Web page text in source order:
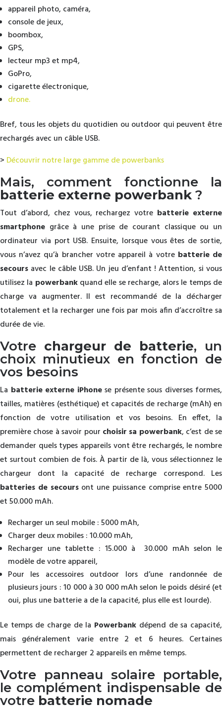
appareil photo, caméra,
console de jeux,
boombox,
GPS,
lecteur mp3 et mp4,
GoPro,
cigarette électronique,
drone.
Bref, tous les objets du quotidien ou outdoor qui peuvent être
rechargés avec un câble USB.
> Découvrir notre large gamme de powerbanks
Mais, comment fonctionne la
batterie externe powerbank ?
Tout d’abord, chez vous, rechargez votre batterie externe
smartphone grâce à une prise de courant classique ou un
ordinateur via port USB. Ensuite, lorsque vous êtes de sortie,
vous n’avez qu’à brancher votre appareil à votre batterie de
secours avec le câble USB. Un jeu d’enfant ! Attention, si vous
utilisez la powerbankquand elle se recharge, alors le temps de
charge va augmenter. Il est recommandé de la décharger
totalement et la recharger une fois par mois afin d’accroître sa
durée de vie.
Votre chargeur de batterie, un
choix minutieux en fonction de
vos besoins
La batterie externe iPhonese présente sous diverses formes,
tailles, matières (esthétique) et capacités de recharge (mAh) en
fonction de votre utilisation et vos besoins. En effet, la
première chose à savoir pour choisir sa powerbank, c’est de se
demander quels types appareils vont être rechargés, le nombre
et surtout combien de fois. À partir de là, vous sélectionnez le
chargeur dont la capacité de recharge correspond. Les
batteries de secoursont une puissance comprise entre 5000
et 50.000 mAh.
Recharger un seul mobile : 5000 mAh,
Charger deux mobiles : 10.000 mAh,
Recharger une tablette : 15.000 à 30.000 mAh selon le
modèle de votre appareil,
Pour les accessoires outdoor lors d’une randonnée de
plusieurs jours : 10 000 à 30 000 mAh selon le poids désiré (et
oui, plus une batterie a de la capacité, plus elle est lourde).
Le temps de charge de la Powerbank dépend de sa capacité,
mais généralement varie entre 2 et 6 heures. Certaines
permettent de recharger 2 appareils en même temps.
Votre panneau solaire portable,
le complément indispensable de
votre batterie nomade